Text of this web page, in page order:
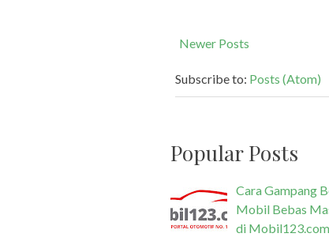
Newer Posts
Subscribe to: Posts (Atom)
Popular Posts
Cara Gampang
Mobil Bebas
di